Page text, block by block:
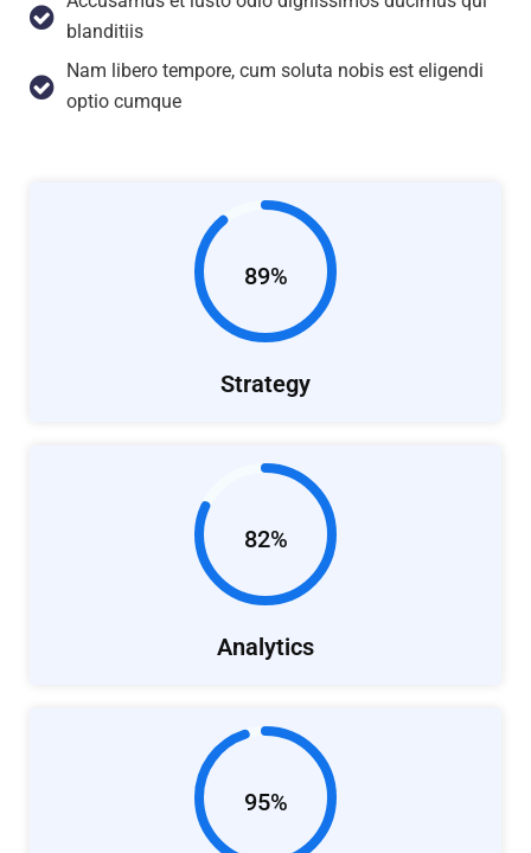
blanditiis
Nam libero tempore, cum soluta nobis est eligendi
optio cumque
89%
Strategy
82%
Analytics
95%